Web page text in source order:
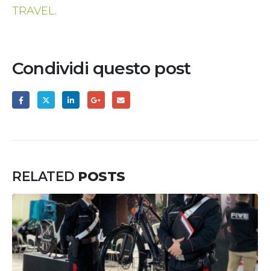
TRAVEL.
Condividi questo post
RELATED POSTS